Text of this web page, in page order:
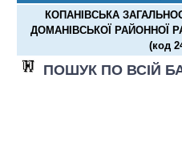
КОПАНІВСЬКА
ДОМАНІВСЬКОЇ РАЙОННОЇ
(код
ПОШУК ПО ВСІЙ